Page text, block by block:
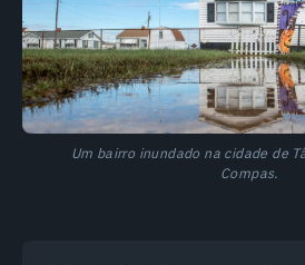
Um bairro inundado na cidade de
Compas.